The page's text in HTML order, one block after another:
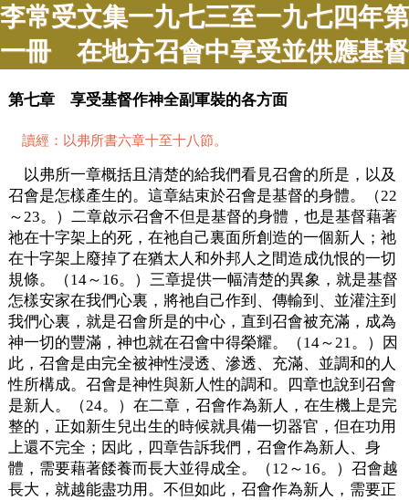
李常受文集一九七三至一九七四年第
一冊 在地方召會中享受並供應基督
第七章 享受基督作神全副軍裝的各方面
讀經：以弗所書六章十至十八節。
以弗所一章概括且清楚的給我們看見召會的所是，以及
召會是怎樣產生的。這章結束於召會是基督的身體。（22
～23。）二章啟示召會不但是基督的身體，也是基督藉著
祂在十字架上的死，在祂自己裏面所創造的一個新人；祂
在十字架上廢掉了在猶太人和外邦人之間造成仇恨的一切
規條。（14～16。）三章提供一幅清楚的異象，就是基督
怎樣安家在我們心裏，將祂自己作到、傳輸到、並灌注到
我們心裏，就是召會所是的中心，直到召會被充滿，成為
神一切的豐滿，神也就在召會中得榮耀。（14～21。）因
此，召會是由完全被神性浸透、滲透、充滿、並調和的人
性所構成。召會是神性與新人性的調和。四章也說到召會
是新人。（24。）在二章，召會作為新人，在生機上是完
整的，正如新生兒出生的時候就具備一切器官，但在功用
上還不完全；因此，四章告訴我們，召會作為新人、身
體，需要藉著餧養而長大並得成全。（12～16。）召會越
長大，就越能盡功用。不但如此，召會作為新人，需要正